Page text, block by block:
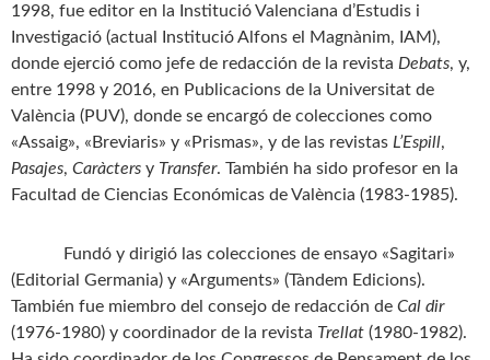
1998, fue editor en la Institució Valenciana d’Estudis i
Investigació (actual Institució Alfons el Magnànim, IAM),
donde ejerció como jefe de redacción de la revista Debats, y,
entre 1998 y 2016, en Publicacions de la Universitat de
València (PUV), donde se encargó de colecciones como
«Assaig», «Breviaris» y «Prismas», y de las revistas L’Espill,
Pasajes, Caràcters y Transfer. También ha sido profesor en la
Facultad de Ciencias Económicas de València (1983-1985).
Fundó y dirigió las colecciones de ensayo «Sagitari»
(Editorial Germania) y «Arguments» (Tàndem Edicions).
También fue miembro del consejo de redacción de Cal dir
(1976-1980) y coordinador de la revista Trellat (1980-1982).